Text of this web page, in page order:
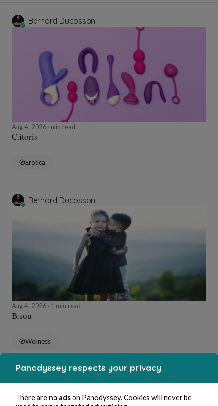
Bernard Ducosson
Aug 4, 2026 min read
Clitoris
Erotica
Bernard Ducosson
Aug 4, 2026 1 min read
Bisou
Wellness
Panodyssey respects your privacy
There are no adson Panodyssey. Cookies will never be